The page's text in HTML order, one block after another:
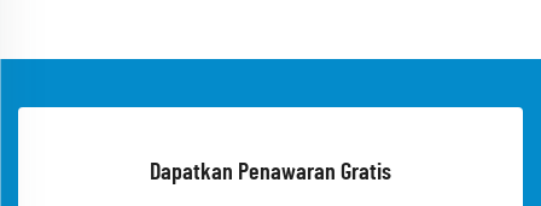
Dapatkan Penawaran Gratis